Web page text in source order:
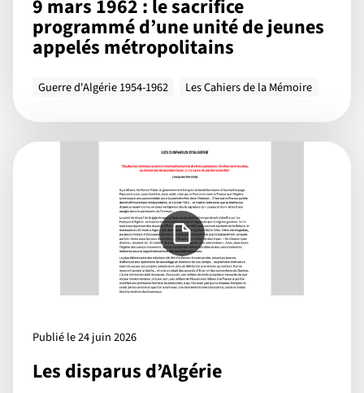
9 mars 1962 : le sacrifice
programmé d’une unité de jeunes
appelés métropolitains
Guerre d'Algérie 1954-1962 Les Cahiers de la Mémoire
Publié le 24 juin 2026
Les disparus d’Algérie